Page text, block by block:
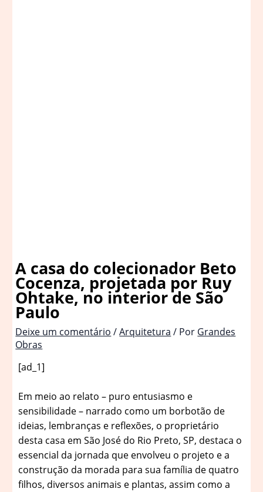
A casa do colecionador Beto
Cocenza, projetada por Ruy
Ohtake, no interior de São
Paulo
Deixe um comentário /Arquitetura / Por Grandes
Obras
[ad_1]
Em meio ao relato – puro entusiasmo e
sensibilidade – narrado como um borbotão de
ideias, lembranças e reflexões, o proprietário
desta casa em São José do Rio Preto, SP, destaca o
essencial da jornada que envolveu o projeto e a
construção da morada para sua família de quatro
filhos, diversos animais e plantas, assim como a